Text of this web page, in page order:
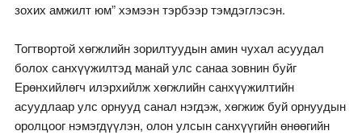
зохих амжилт юм” хэмээн тэрбээр тэмдэглэсэн.
Тогтвортой хөгжлийн зорилтуудын амин чухал асуудал
болох санхүүжилтэд манай улс санаа зовнин буйг
Ерөнхийлөгч илэрхийлж хөгжлийн санхүүжилтийн
асуудлаар улс орнууд санал нэгдэж, хөгжиж буй орнуудын
оролцоог нэмэгдүүлэн, олон улсын санхүүгийн өнөөгийн